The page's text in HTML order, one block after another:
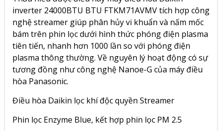
inverter 24000BTU BTU FTKM71AVMV tích hợp công
nghệ streamer giúp phân hủy vi khuẩn và nấm mốc
bám trên phin lọc dưới hình thức phóng điện plasma
tiên tiến, nhanh hơn 1000 lần so với phóng điện
plasma thông thường. Về nguyên lý hoạt động có sự
tương đồng như công nghệ Nanoe-G của máy điều
hòa Panasonic.
Điều hòa Daikin lọc khí độc quyền Streamer
Phin lọc Enzyme Blue, kết hợp phin lọc PM 2.5